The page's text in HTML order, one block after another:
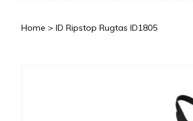
Home > ID Ripstop Rugtas ID1805